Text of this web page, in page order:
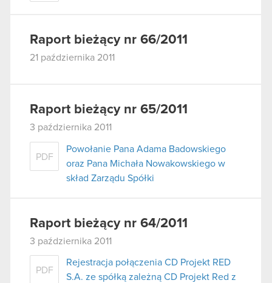
Raport bieżący nr 66/2011
21 października 2011
Raport bieżący nr 65/2011
3 października 2011
PDF
Powołanie Pana Adama Badowskiego
oraz Pana Michała Nowakowskiego w
skład Zarządu Spółki
Raport bieżący nr 64/2011
3 października 2011
PDF
Rejestracja połączenia CD Projekt RED
S.A. ze spółką zależną CD Projekt Red z